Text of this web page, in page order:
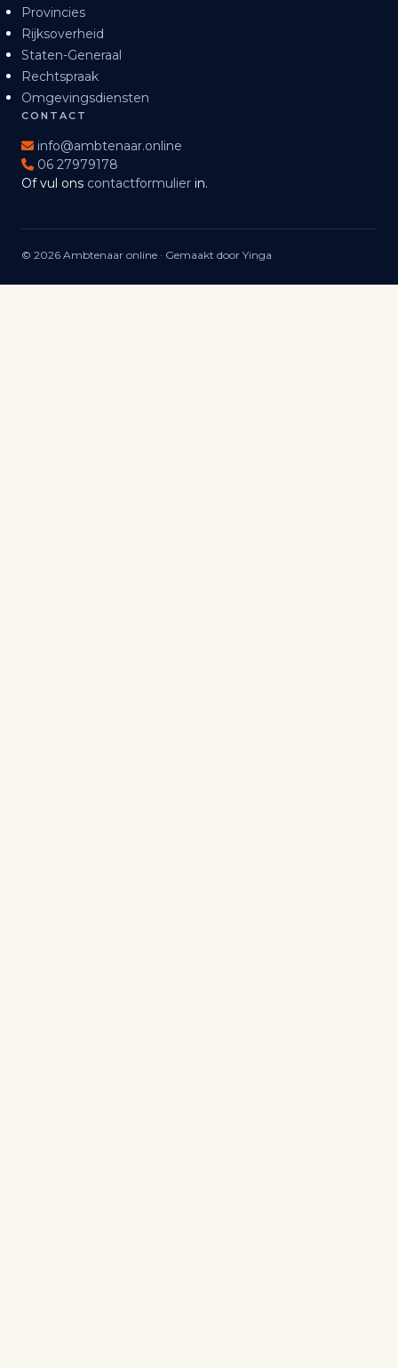
Provincies
Rijksoverheid
Staten-Generaal
Rechtspraak
Omgevingsdiensten
CONTACT
info@ambtenaar.online
06 27979178
Of vul ons contactformulier in.
© 2026 Ambtenaar online · Gemaakt door Yinga